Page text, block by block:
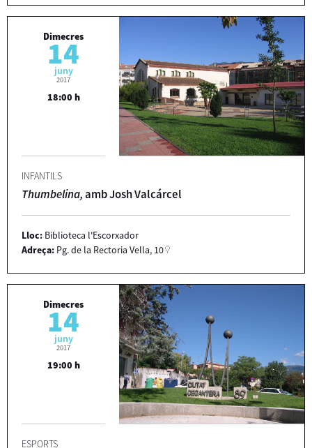
Dimecres
14
juny
2017
18:00 h
INFANTILS
Thumbelina,amb Josh Valcárcel
Lloc: Biblioteca l'Escorxador
Adreça: Pg. de la Rectoria Vella, 10
Dimecres
14
juny
2017
19:00 h
ESPORTS